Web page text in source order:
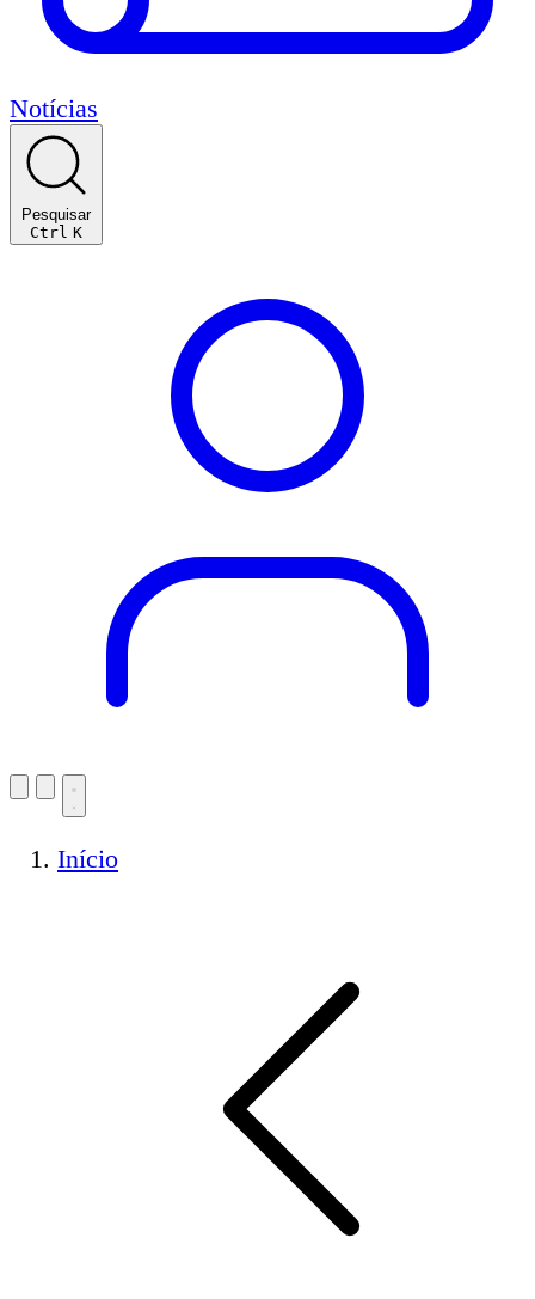
Notícias
Pesquisar
Ctrl K
Início